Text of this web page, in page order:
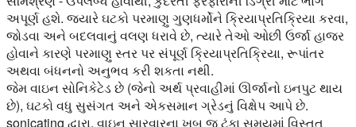
અપૂર્ણ હશે. જ્યારે ઘટકો પરમાણુ ગુણધર્મોને ક્રિયાપ્રતિક્રિયા કરવા,
જોડવા અને બદલવાનું વલણ ધરાવે છે, ત્યારે તેઓ ઓછી ઉર્જા હાજર
હોવાને કારણે પરમાણુ સ્તર પર સંપૂર્ણ ક્રિયાપ્રતિક્રિયા, રૂપાંતર
અથવા બંધનનો અનુભવ કરી શકતા નથી.
જેમ વાઇન સોનિકેટેડ છે (જેનો અર્થ પ્રવાહીમાં ઊર્જાનો ઇનપુટ થાય
છે), ઘટકો વધુ સુસંગત અને એકસમાન ગ્રેડનું વિક્ષેપ આપે છે.
sonicating દ્વારા, વાઇન સારવારના ખૂબ જ ટૂંકા સમયમાં વિસ્તૃત